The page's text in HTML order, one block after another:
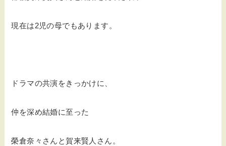
現在は2児の母でもあります。
ドラマの共演をきっかけに、
仲を深め結婚に至った
榮倉奈々さんと賀来賢人さん。